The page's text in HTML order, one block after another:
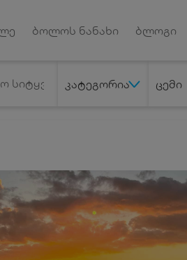
ბოლოს ნანახი ბლოგი
კატეგორია ცემი